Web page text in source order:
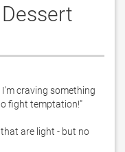
craving something
fight temptation!"
are light - but no